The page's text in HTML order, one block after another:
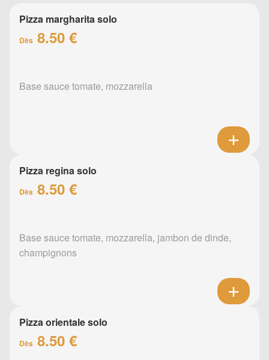
Pizza margharita solo
Dès 8.50 €
Base sauce tomate, mozzarella
Pizza regina solo
Dès 8.50 €
Base sauce tomate, mozzarella, jambon de dinde,
champignons
Pizza orientale solo
Dès 8.50 €